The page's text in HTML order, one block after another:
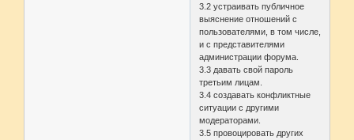
3.2 устраивать публичное
выяснение отношений с
пользователями, в том числе,
и с представителями
администрации форума.
3.3 давать свой пароль
третьим лицам.
3.4 создавать конфликтные
ситуации с другими
модераторами.
3.5 провоцировать других